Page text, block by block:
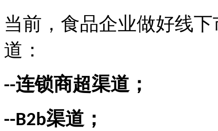
当前，食品企业做好线
道：
--连锁商超渠道；
--B2b渠道；